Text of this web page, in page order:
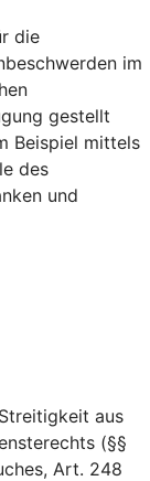
die
im
gestellt
Beispiel mittels
des
und
aus
(§§
Art. 248